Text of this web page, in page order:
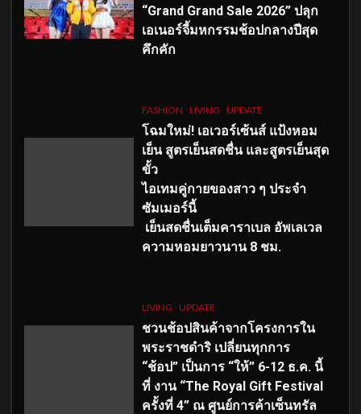
“Grand Grand Sale 2026” ปลุก
เอเนอร์จี้มหกรรมช้อปกลางปีสุด
คึกคัก
FASHION LIVING UPDATE
โฉมใหม่! เอเวอร์เซ้นส์ แป้งหอม
เย็น สูตรเย็นสดชื่น และสูตรเย็นสุด
ขั้ว
ไอเทมคู่กายของสาว ๆ ประจำ
ซัมเมอร์นี้
เย็นสดชื่นเต็มคาราเบล อัพเลเวล
ความหอมยาวนาน 8 ชม.
LIVING UPDATE
ชวนช้อปสินค้าจากโครงการใน
พระราชดำริ เปลี่ยนทุกการ
“ช้อป” เป็นการ “ให้” 6-12 ธ.ค. นี้
ที่ งาน “The Royal Gift Festival
ครั้งที่ 4” ณ ศูนย์การค้าเซ็นทรัล